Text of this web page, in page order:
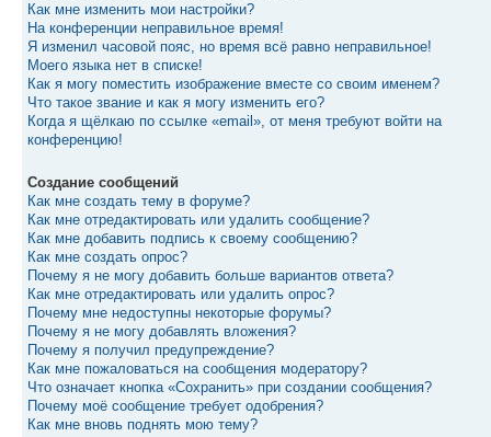
Как мне изменить мои настройки?
На конференции неправильное время!
Я изменил часовой пояс, но время всё равно неправильное!
Моего языка нет в списке!
Как я могу поместить изображение вместе со своим именем?
Что такое звание и как я могу изменить его?
Когда я щёлкаю по ссылке «email», от меня требуют войти на
конференцию!
Создание сообщений
Как мне создать тему в форуме?
Как мне отредактировать или удалить сообщение?
Как мне добавить подпись к своему сообщению?
Как мне создать опрос?
Почему я не могу добавить больше вариантов ответа?
Как мне отредактировать или удалить опрос?
Почему мне недоступны некоторые форумы?
Почему я не могу добавлять вложения?
Почему я получил предупреждение?
Как мне пожаловаться на сообщения модератору?
Что означает кнопка «Сохранить» при создании сообщения?
Почему моё сообщение требует одобрения?
Как мне вновь поднять мою тему?